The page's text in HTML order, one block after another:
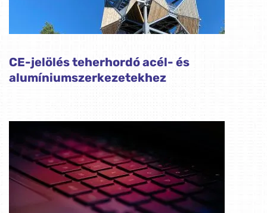
CE-jelölés teherhordó acél- és
alumíniumszerkezetekhez